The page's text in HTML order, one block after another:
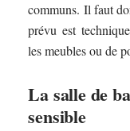
communs. Il faut
prévu est
les meubles ou de
La salle de
sensible